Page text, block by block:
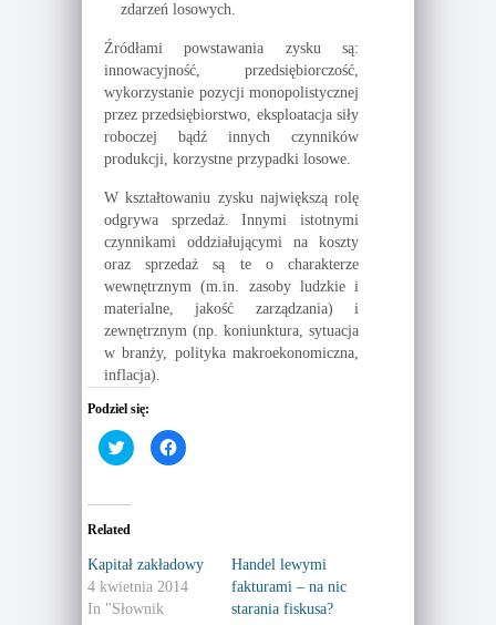
zdarzeń losowych.
Źródłami powstawania zysku są:
innowacyjność, przedsiębiorczość,
wykorzystanie pozycji monopolistycznej
przez przedsiębiorstwo, eksploatacja siły
roboczej bądź innych czynników
produkcji, korzystne przypadki losowe.
W kształtowaniu zysku największą rolę
odgrywa sprzedaż. Innymi istotnymi
czynnikami oddziałującymi na koszty
oraz sprzedaż są te o charakterze
wewnętrznym (m.in. zasoby ludzkie i
materialne, jakość zarządzania) i
zewnętrznym (np. koniunktura, sytuacja
w branży, polityka makroekonomiczna,
inflacja).
Podziel się:
C
l
t
o
s
a
e
o
n
C
l
a
e
Related
Kapitał zakładowy
4 kwietnia 2014
In "Słownik
Handel lewymi
fakturami – na nic
starania fiskusa?